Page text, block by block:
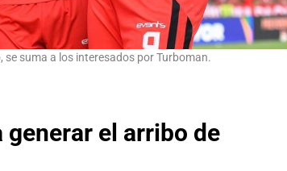
se suma a los interesados por Turboman.
el arribo de